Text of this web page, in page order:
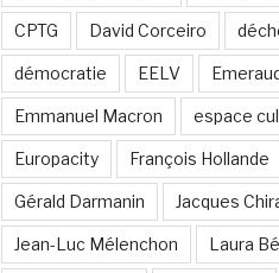
CPTG David Corceiro
démocratie EELV
Emmanuel Macron espace
Europacity François Hollande
Gérald Darmanin Jacques
Jean-Luc Mélenchon Laura